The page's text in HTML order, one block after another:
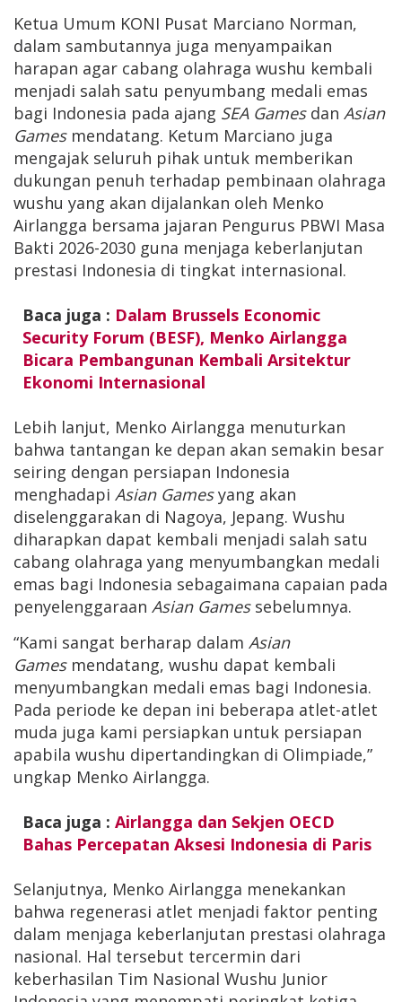
Ketua Umum KONI Pusat Marciano Norman,
dalam sambutannya juga menyampaikan
harapan agar cabang olahraga wushu kembali
menjadi salah satu penyumbang medali emas
bagi Indonesia pada ajang SEA Gamesdan Asian
Gamesmendatang. Ketum Marciano juga
mengajak seluruh pihak untuk memberikan
dukungan penuh terhadap pembinaan olahraga
wushu yang akan dijalankan oleh Menko
Airlangga bersama jajaran Pengurus PBWI Masa
Bakti 2026-2030 guna menjaga keberlanjutan
prestasi Indonesia di tingkat internasional.
Baca juga : Dalam Brussels Economic
Security Forum (BESF), Menko Airlangga
Bicara Pembangunan Kembali Arsitektur
Ekonomi Internasional
Lebih lanjut, Menko Airlangga menuturkan
bahwa tantangan ke depan akan semakin besar
seiring dengan persiapan Indonesia
menghadapi Asian Gamesyang akan
diselenggarakan di Nagoya, Jepang. Wushu
diharapkan dapat kembali menjadi salah satu
cabang olahraga yang menyumbangkan medali
emas bagi Indonesia sebagaimana capaian pada
penyelenggaraan Asian Gamessebelumnya.
“Kami sangat berharap dalam Asian
Gamesmendatang, wushu dapat kembali
menyumbangkan medali emas bagi Indonesia.
Pada periode ke depan ini beberapa atlet-atlet
muda juga kami persiapkan untuk persiapan
apabila wushu dipertandingkan di Olimpiade,”
ungkap Menko Airlangga.
Baca juga : Airlangga dan Sekjen OECD
Bahas Percepatan Aksesi Indonesia di Paris
Selanjutnya, Menko Airlangga menekankan
bahwa regenerasi atlet menjadi faktor penting
dalam menjaga keberlanjutan prestasi olahraga
nasional. Hal tersebut tercermin dari
keberhasilan Tim Nasional Wushu Junior